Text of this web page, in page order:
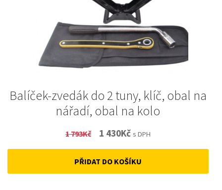
Balíček-zvedák do 2 tuny, klíč, obal na
nářadí, obal na kolo
1 793Kč
Original
price
was:
1 430KčCurrent
price
is:
s DPH
PŘIDAT DO KOŠÍKU